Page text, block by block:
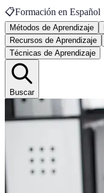
📋Formación en Español
Métodos de Aprendizaje
Recursos de Aprendizaje
Técnicas de Aprendizaje
Buscar